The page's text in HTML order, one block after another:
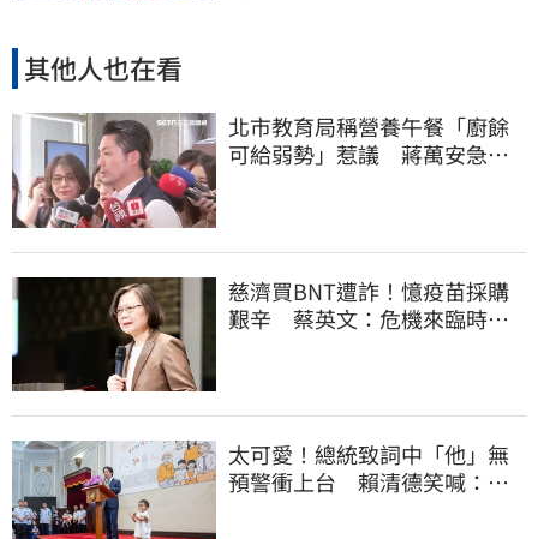
其他人也在看
北市教育局稱營養午餐「廚餘
可給弱勢」惹議 蔣萬安急
慈濟買BNT遭詐！憶疫苗採購
艱辛 蔡英文：危機來臨時務
太可愛！總統致詞中「他」無
預警衝上台 賴清德笑喊：卸